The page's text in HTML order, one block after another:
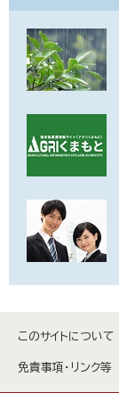
このサイトについて
免責事項・リンク等